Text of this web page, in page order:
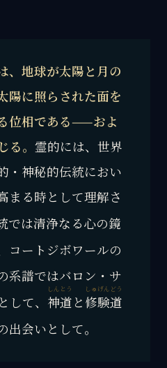
、地球が太陽と月の
陽に照らされた面を
位相である——およ
。 霊的には、世界
・神秘的伝統におい
まる時として理解さ
では清浄なる心の鏡
コートジボワールの
系譜ではバロン・サ
して、 神道
しんとう
と 修験道
しゅげんどう
出会いとして。